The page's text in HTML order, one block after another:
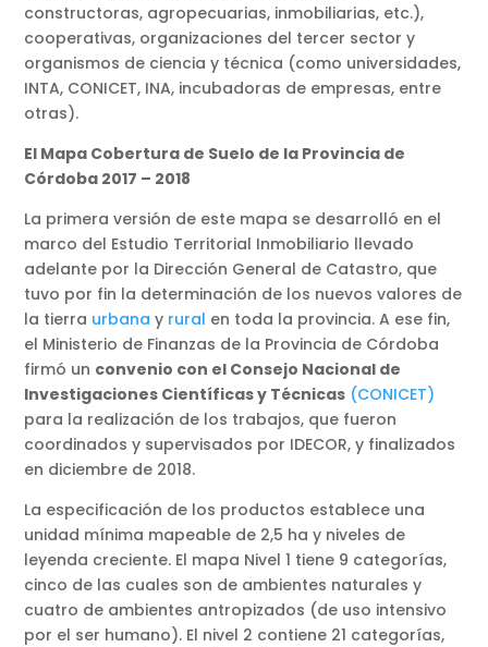
constructoras, agropecuarias, inmobiliarias, etc.),
cooperativas, organizaciones del tercer sector y
organismos de ciencia y técnica (como universidades,
INTA, CONICET, INA, incubadoras de empresas, entre
otras).
El Mapa Cobertura de Suelo de la Provincia de
Córdoba 2017 – 2018
La primera versión de este mapa se desarrolló en el
marco del Estudio Territorial Inmobiliario llevado
adelante por la Dirección General de Catastro, que
tuvo por fin la determinación de los nuevos valores de
la tierra urbana y rural en toda la provincia. A ese fin,
el Ministerio de Finanzas de la Provincia de Córdoba
firmó un convenio con el Consejo Nacional de
Investigaciones Científicas y Técnicas (CONICET)
para la realización de los trabajos, que fueron
coordinados y supervisados por IDECOR, y finalizados
en diciembre de 2018.
La especificación de los productos establece una
unidad mínima mapeable de 2,5 ha y niveles de
leyenda creciente. El mapa Nivel 1 tiene 9 categorías,
cinco de las cuales son de ambientes naturales y
cuatro de ambientes antropizados (de uso intensivo
por el ser humano). El nivel 2 contiene 21 categorías,